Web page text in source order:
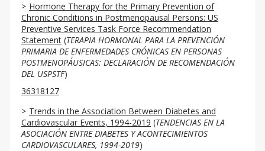
Hormone Therapy for the Primary Prevention of
Chronic Conditions in Postmenopausal Persons: US
Preventive Services Task Force Recommendation
Statement (TERAPIA HORMONAL PARA LA PREVENCIÓN
PRIMARIA DE ENFERMEDADES CRÓNICAS EN PERSONAS
POSTMENOPÁUSICAS: DECLARACIÓN DE RECOMENDACIÓN
DEL USPSTF)
36318127
Trends in the Association Between Diabetes and
Cardiovascular Events, 1994-2019 (TENDENCIAS EN LA
ASOCIACIÓN ENTRE DIABETES Y ACONTECIMIENTOS
CARDIOVASCULARES, 1994-2019)